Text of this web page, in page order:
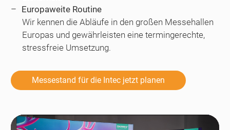
Europaweite Routine
Wir kennen die Abläufe in den großen Messehallen
Europas und gewährleisten eine termingerechte,
stressfreie Umsetzung.
Messestand für die Intec jetzt planen